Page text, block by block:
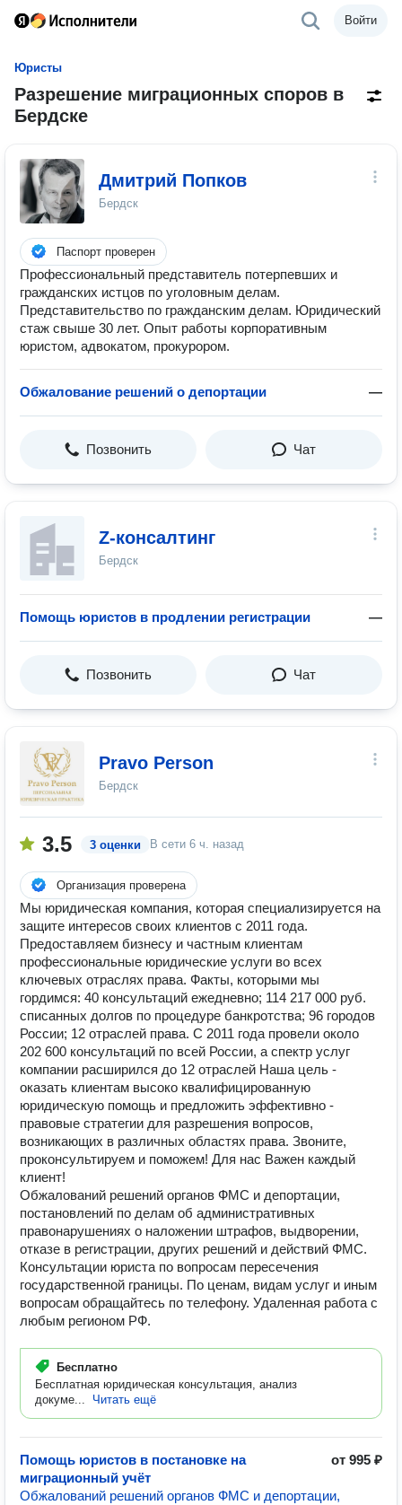
Войти
Юристы
Разрешение миграционных споров в
Бердске
Дмитрий Попков
Бердск
Паспорт проверен
Профессиональный представитель потерпевших и
гражданских истцов по уголовным делам.
Представительство по гражданским делам. Юридический
стаж свыше 30 лет. Опыт работы корпоративным
юристом, адвокатом, прокурором.
Обжалование решений о депортации —
Позвонить Чат
Z-консалтинг
Бердск
Помощь юристов в продлении регистрации —
Позвонить Чат
Pravo Person
Бердск
3.5 3 оценки В сети 6 ч. назад
Организация проверена
Мы юридическая компания, которая специализируется на
защите интересов своих клиентов с 2011 года.
Предоставляем бизнесу и частным клиентам
профессиональные юридические услуги во всех
ключевых отраслях права. Факты, которыми мы
гордимся: 40 консультаций ежедневно; 114 217 000 руб.
списанных долгов по процедуре банкротства; 96 городов
России; 12 отраслей права. С 2011 года провели около
202 600 консультаций по всей России, а спектр услуг
компании расширился до 12 отраслей Наша цель -
оказать клиентам высоко квалифицированную
юридическую помощь и предложить эффективно -
правовые стратегии для разрешения вопросов,
возникающих в различных областях права. Звоните,
проконсультируем и поможем! Для нас Важен каждый
клиент!
Обжалований решений органов ФМС и депортации,
постановлений по делам об административных
правонарушениях о наложении штрафов, выдворении,
отказе в регистрации, других решений и действий ФМС.
Консультации юриста по вопросам пересечения
государственной границы. По ценам, видам услуг и иным
вопросам обращайтесь по телефону. Удаленная работа с
любым регионом РФ.
Бесплатно
Бесплатная юридическая консультация, анализ
докуме...
Читать ещё
Помощь юристов в постановке на
миграционный учёт
от 995 ₽
Обжалований решений органов ФМС и депортации,